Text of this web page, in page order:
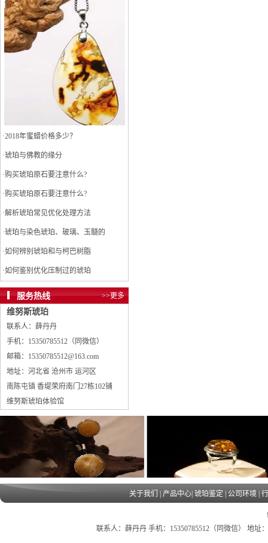
·2018年蜜蜡价格多少？
·琥珀与佛教的缘分
·购买琥珀原石要注意什么?
·购买琥珀原石要注意什么?
·解析琥珀常见优化处理方法
·琥珀与染色琥珀、玻璃、玉髓的
·如何辨别琥珀和与柯巴树脂
·如何鉴别优化压制过的琥珀
服务热线 >>更多
维努斯琥珀
联系人：薛丹丹
手机：15350785512（同微信）
邮箱：15350785512@163.com
地址：河北省 沧州市 运河区
南陈屯镇 香堤荣府南门27栋102铺
维努斯琥珀体验馆
关于我们 产品中心 琥珀鉴定 公司环境
联系人：薛丹丹 手机：15350785512（同微信） 地